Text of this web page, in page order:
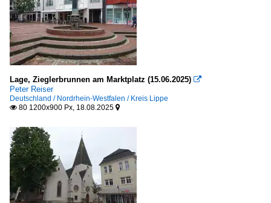
Lage, Zieglerbrunnen am Marktplatz (15.06.2025) 
Peter Reiser
Deutschland / Nordrhein-Westfalen / Kreis Lippe
 80 1200x900 Px, 18.08.2025 